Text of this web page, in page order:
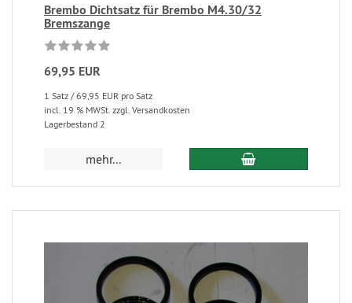
Brembo Dichtsatz für Brembo M4.30/32
Bremszange
69,95 EUR
1 Satz / 69,95 EUR pro Satz
incl. 19 % MWSt. zzgl. Versandkosten
Lagerbestand 2
mehr...